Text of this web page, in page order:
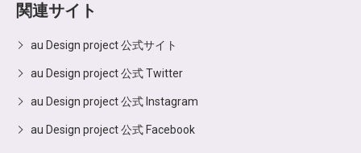
関連サイト
au Design project 公式サイト
au Design project 公式 Twitter
au Design project 公式 Instagram
au Design project 公式 Facebook